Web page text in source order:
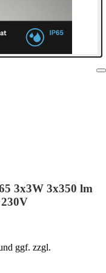
3x3W 3x350 lm
ggf. zzgl.